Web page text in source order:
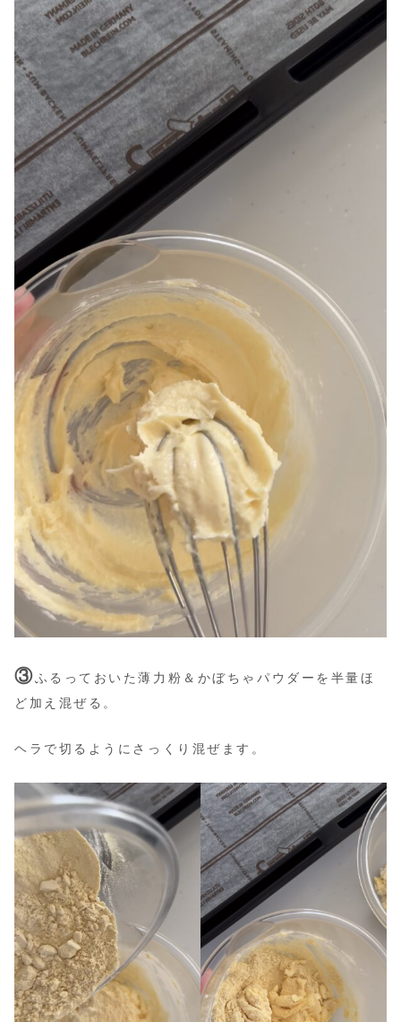
③ふるっておいた薄力粉＆かぼちゃパウダーを半量ほ
ど加え混ぜる。
ヘラで切るようにさっくり混ぜます。